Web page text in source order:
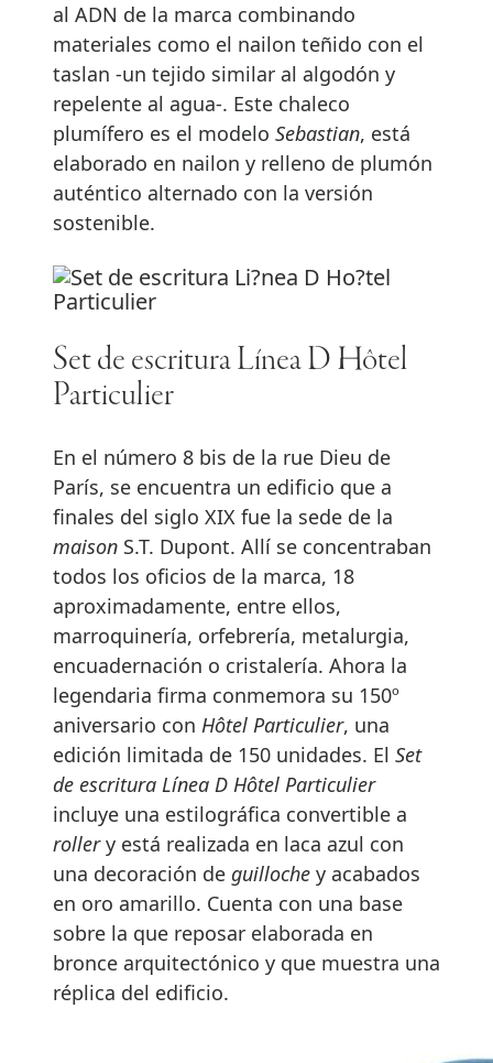
al ADN de la marca combinando
materiales como el nailon teñido con el
taslan -un tejido similar al algodón y
repelente al agua-. Este chaleco
plumífero es el modelo Sebastian, está
elaborado en nailon y relleno de plumón
auténtico alternado con la versión
sostenible.
Set de escritura Línea D Hôtel
Particulier
En el número 8 bis de la rue Dieu de
París, se encuentra un edificio que a
finales del siglo XIX fue la sede de la
maison S.T. Dupont. Allí se concentraban
todos los oficios de la marca, 18
aproximadamente, entre ellos,
marroquinería, orfebrería, metalurgia,
encuadernación o cristalería. Ahora la
legendaria firma conmemora su 150º
aniversario con Hôtel Particulier, una
edición limitada de 150 unidades. El Set
de escritura Línea D Hôtel Particulier
incluye una estilográfica convertible a
rollery está realizada en laca azul con
una decoración de guilloche y acabados
en oro amarillo. Cuenta con una base
sobre la que reposar elaborada en
bronce arquitectónico y que muestra una
réplica del edificio.